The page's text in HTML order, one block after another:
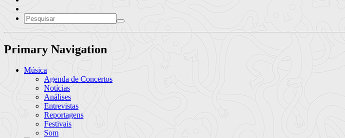
Primary Navigation
Música
Agenda de Concertos
Notícias
Análises
Entrevistas
Reportagens
Festivais
Som